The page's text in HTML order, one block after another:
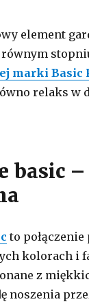
element
marki Basic
relaks w
basic
to
kolorach i
z
noszenia